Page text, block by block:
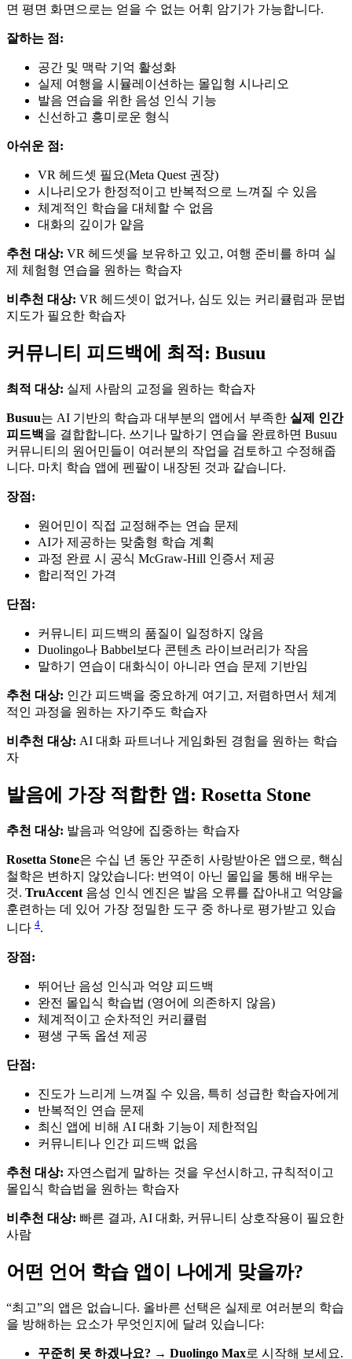
면 평면 화면으로는 얻을 수 없는 어휘 암기가 가능합니다.
잘하는 점:
공간 및 맥락 기억 활성화
실제 여행을 시뮬레이션하는 몰입형 시나리오
발음 연습을 위한 음성 인식 기능
신선하고 흥미로운 형식
아쉬운 점:
VR 헤드셋 필요(Meta Quest 권장)
시나리오가 한정적이고 반복적으로 느껴질 수 있음
체계적인 학습을 대체할 수 없음
대화의 깊이가 얕음
추천 대상: VR 헤드셋을 보유하고 있고, 여행 준비를 하며 실
제 체험형 연습을 원하는 학습자
비추천 대상: VR 헤드셋이 없거나, 심도 있는 커리큘럼과 문법
지도가 필요한 학습자
커뮤니티 피드백에 최적: Busuu
최적 대상: 실제 사람의 교정을 원하는 학습자
Busuu는 AI 기반의 학습과 대부분의 앱에서 부족한 실제 인간
피드백을 결합합니다. 쓰기나 말하기 연습을 완료하면 Busuu
커뮤니티의 원어민들이 여러분의 작업을 검토하고 수정해줍
니다. 마치 학습 앱에 펜팔이 내장된 것과 같습니다.
장점:
원어민이 직접 교정해주는 연습 문제
AI가 제공하는 맞춤형 학습 계획
과정 완료 시 공식 McGraw-Hill 인증서 제공
합리적인 가격
단점:
커뮤니티 피드백의 품질이 일정하지 않음
Duolingo나 Babbel보다 콘텐츠 라이브러리가 작음
말하기 연습이 대화식이 아니라 연습 문제 기반임
추천 대상: 인간 피드백을 중요하게 여기고, 저렴하면서 체계
적인 과정을 원하는 자기주도 학습자
비추천 대상: AI 대화 파트너나 게임화된 경험을 원하는 학습
자
발음에 가장 적합한 앱: Rosetta Stone
추천 대상: 발음과 억양에 집중하는 학습자
Rosetta Stone은 수십 년 동안 꾸준히 사랑받아온 앱으로, 핵심
철학은 변하지 않았습니다: 번역이 아닌 몰입을 통해 배우는
것. TruAccent 음성 인식 엔진은 발음 오류를 잡아내고 억양을
훈련하는 데 있어 가장 정밀한 도구 중 하나로 평가받고 있습
니다 4.
장점:
뛰어난 음성 인식과 억양 피드백
완전 몰입식 학습법 (영어에 의존하지 않음)
체계적이고 순차적인 커리큘럼
평생 구독 옵션 제공
단점:
진도가 느리게 느껴질 수 있음, 특히 성급한 학습자에게
반복적인 연습 문제
최신 앱에 비해 AI 대화 기능이 제한적임
커뮤니티나 인간 피드백 없음
추천 대상: 자연스럽게 말하는 것을 우선시하고, 규칙적이고
몰입식 학습법을 원하는 학습자
비추천 대상: 빠른 결과, AI 대화, 커뮤니티 상호작용이 필요한
사람
어떤 언어 학습 앱이 나에게 맞을까?
“최고”의 앱은 없습니다. 올바른 선택은 실제로 여러분의 학습
을 방해하는 요소가 무엇인지에 달려 있습니다:
꾸준히 못 하겠나요? → Duolingo Max로 시작해 보세요.